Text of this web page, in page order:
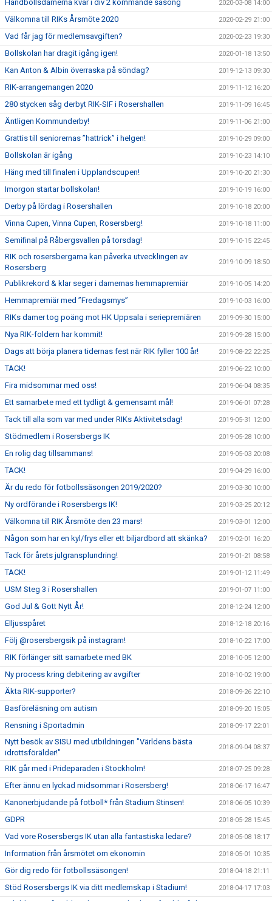
Handbollsdamerna kvar i div 2 kommande säsong 2020-03-08 14:00
Välkomna till RIKs Årsmöte 2020 2020-02-29 21:00
Vad får jag för medlemsavgiften? 2020-02-23 19:30
Bollskolan har dragit igång igen! 2020-01-18 13:50
Kan Anton & Albin överraska på söndag? 2019-12-13 09:30
RIK-arrangemangen 2020 2019-11-12 16:20
280 stycken såg derbyt RIK-SIF i Rosershallen 2019-11-09 16:45
Äntligen Kommunderby! 2019-11-06 21:00
Grattis till seniorernas ”hattrick” i helgen! 2019-10-29 09:00
Bollskolan är igång 2019-10-23 14:10
Häng med till finalen i Upplandscupen! 2019-10-20 21:30
Imorgon startar bollskolan! 2019-10-19 16:00
Derby på lördag i Rosershallen 2019-10-18 20:00
Vinna Cupen, Vinna Cupen, Rosersberg! 2019-10-18 11:00
Semifinal på Råbergsvallen på torsdag! 2019-10-15 22:45
RIK och rosersbergarna kan påverka utvecklingen av
Rosersberg
2019-10-09 18:50
Publikrekord & klar seger i damernas hemmapremiär 2019-10-05 14:20
Hemmapremiär med ”Fredagsmys” 2019-10-03 16:00
RIKs damer tog poäng mot HK Uppsala i seriepremiären 2019-09-30 15:00
Nya RIK-foldern har kommit! 2019-09-28 15:00
Dags att börja planera tidernas fest när RIK fyller 100 år! 2019-08-22 22:25
TACK! 2019-06-22 10:00
Fira midsommar med oss! 2019-06-04 08:35
Ett samarbete med ett tydligt & gemensamt mål! 2019-06-01 07:28
Tack till alla som var med under RIKs Aktivitetsdag! 2019-05-31 12:00
Stödmedlem i Rosersbergs IK 2019-05-28 10:00
En rolig dag tillsammans! 2019-05-03 20:08
TACK! 2019-04-29 16:00
Är du redo för fotbollssäsongen 2019/2020? 2019-03-30 10:00
Ny ordförande i Rosersbergs IK! 2019-03-25 20:12
Välkomna till RIK Årsmöte den 23 mars! 2019-03-01 12:00
Någon som har en kyl/frys eller ett biljardbord att skänka? 2019-02-01 16:20
Tack för årets julgransplundring! 2019-01-21 08:58
TACK! 2019-01-12 11:49
USM Steg 3 i Rosershallen 2019-01-07 11:00
God Jul & Gott Nytt År! 2018-12-24 12:00
Elljusspåret 2018-12-18 20:16
Följ @rosersbergsik på instagram! 2018-10-22 17:00
RIK förlänger sitt samarbete med BK 2018-10-05 12:00
Ny process kring debitering av avgifter 2018-10-02 19:00
Äkta RIK-supporter? 2018-09-26 22:10
Basföreläsning om autism 2018-09-20 15:05
Rensning i Sportadmin 2018-09-17 22:01
Nytt besök av SISU med utbildningen "Världens bästa
idrottsförälder!"
2018-09-04 08:37
RIK går med i Prideparaden i Stockholm! 2018-07-25 09:28
Efter ännu en lyckad midsommar i Rosersberg! 2018-06-17 16:47
Kanonerbjudande på fotboll* från Stadium Stinsen! 2018-06-05 10:39
GDPR 2018-05-28 15:45
Vad vore Rosersbergs IK utan alla fantastiska ledare? 2018-05-08 18:17
Information från årsmötet om ekonomin 2018-05-01 10:35
Gör dig redo för fotbollssäsongen! 2018-04-18 21:11
Stöd Rosersbergs IK via ditt medlemskap i Stadium! 2018-04-17 17:03